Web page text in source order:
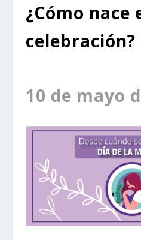
¿Cómo nace
celebración?
10 de mayo